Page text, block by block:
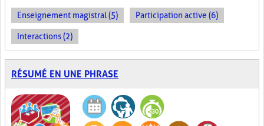
Enseignement magistral (5) Participation active (6)
Interactions (2)
RÉSUMÉ EN UNE PHRASE